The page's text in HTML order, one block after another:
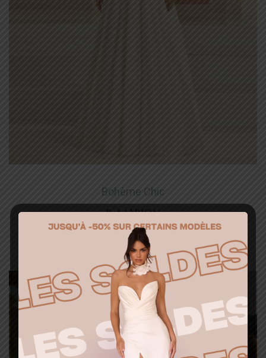
Bohème Chic
B_MARION
Ajouter à la liste d’envies